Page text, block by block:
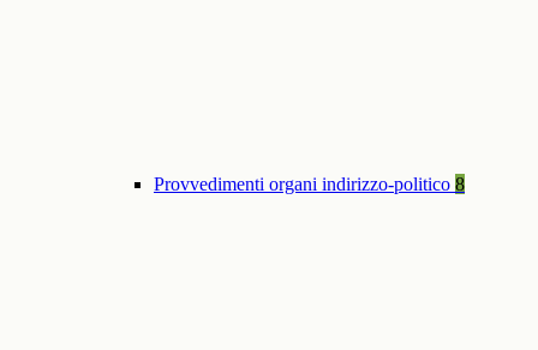
Provvedimenti organi indirizzo-politico 8